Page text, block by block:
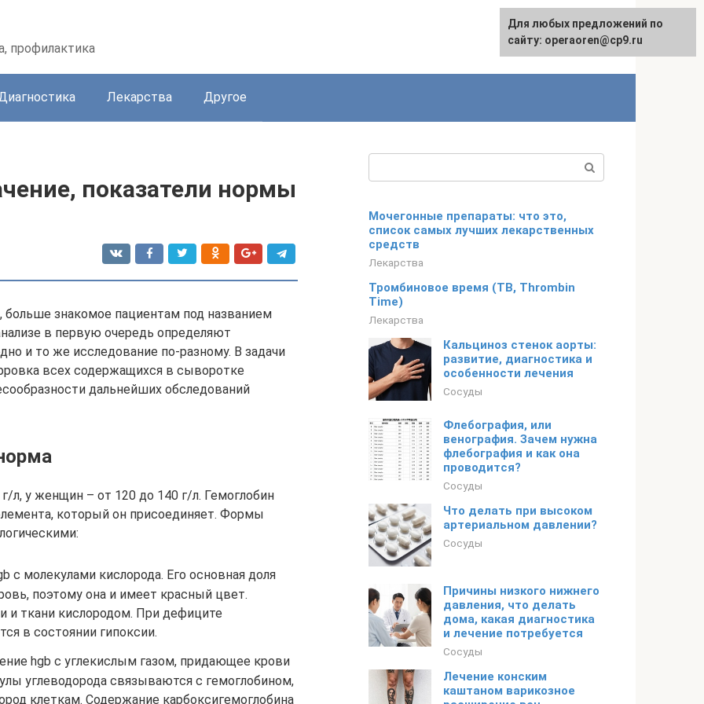
профилактика
Лекарства Другое
показатели нормы
больше знакомое пациентам под названием
в первую очередь определяют
и то же исследование по-разному. В задачи
всех содержащихся в сыворотке
дальнейших обследований
л, у женщин – от 120 до 140 г/л. Гемоглобин
который он присоединяет. Формы
с молекулами кислорода. Его основная доля
поэтому она и имеет красный цвет.
и ткани кислородом. При дефиците
в состоянии гипоксии.
hgb с углекислым газом, придающее крови
углеводорода связываются с гемоглобином,
клеткам. Содержание карбоксигемоглобина
Мочегонные препараты: что это,
список самых лучших лекарственных
средств
Лекарства
Тромбиновое время (ТВ, Thrombin
Time)
Лекарства
Кальциноз стенок аорты:
развитие, диагностика и
особенности лечения
Сосуды
Флебография, или
венография. Зачем нужна
флебография и как она
проводится?
Сосуды
Что делать при высоком
артериальном давлении?
Сосуды
Причины низкого нижнего
давления, что делать
дома, какая диагностика
и лечение потребуется
Сосуды
Лечение конским
каштаном варикозное
Для любых предложений по
сайту: operaoren@cp9.ru